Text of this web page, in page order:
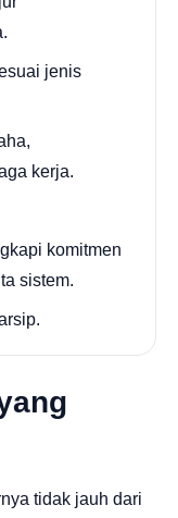
jenis
kerja.
komitmen
sistem.
tidak jauh dari